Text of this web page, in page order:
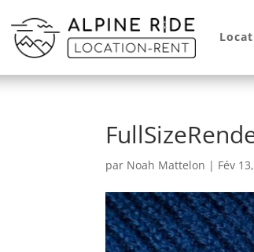
par Noah Mattelon | Fév